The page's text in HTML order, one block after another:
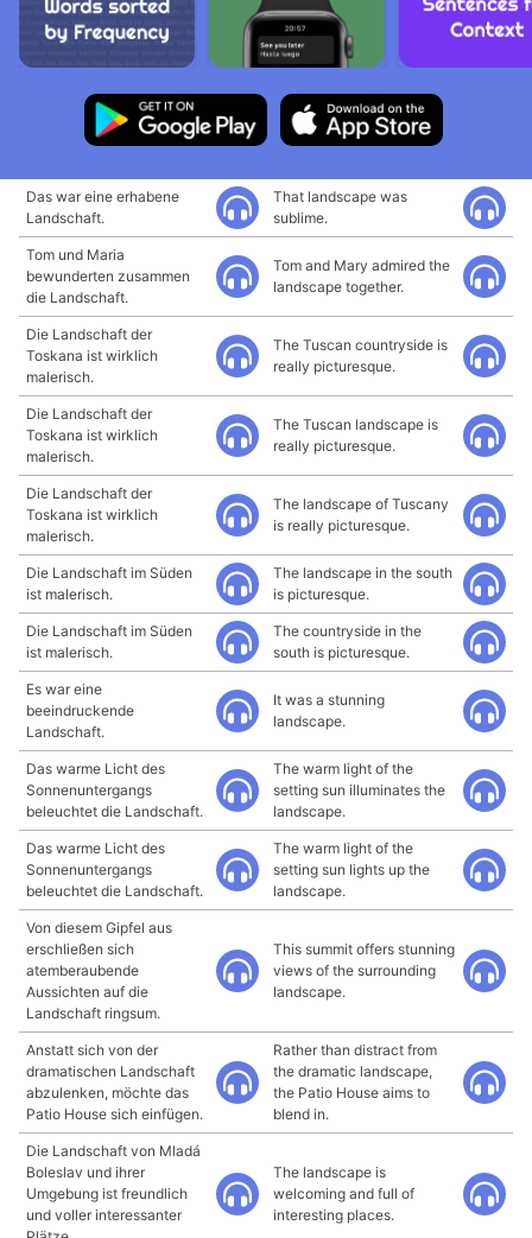
Das war eine erhabene
Landschaft.
That landscape was
sublime.
Tom und Maria
bewunderten zusammen
die Landschaft.
Tom and Mary admired the
landscape together.
Die Landschaft der
Toskana ist wirklich
malerisch.
The Tuscan countryside is
really picturesque.
Die Landschaft der
Toskana ist wirklich
malerisch.
The Tuscan landscape is
really picturesque.
Die Landschaft der
Toskana ist wirklich
malerisch.
The landscape of Tuscany
is really picturesque.
Die Landschaft im Süden
ist malerisch.
The landscape in the south
is picturesque.
Die Landschaft im Süden
ist malerisch.
The countryside in the
south is picturesque.
Es war eine
beeindruckende
Landschaft.
It was a stunning
landscape.
Das warme Licht des
Sonnenuntergangs
beleuchtet die Landschaft.
The warm light of the
setting sun illuminates the
landscape.
Das warme Licht des
Sonnenuntergangs
beleuchtet die Landschaft.
The warm light of the
setting sun lights up the
landscape.
Von diesem Gipfel aus
erschließen sich
atemberaubende
Aussichten auf die
Landschaft ringsum.
This summit offers stunning
views of the surrounding
landscape.
Anstatt sich von der
dramatischen Landschaft
abzulenken, möchte das
Patio House sich einfügen.
Rather than distract from
the dramatic landscape,
the Patio House aims to
blend in.
Die Landschaft von Mladá
Boleslav und ihrer
Umgebung ist freundlich
und voller interessanter
The landscape is
welcoming and full of
interesting places.